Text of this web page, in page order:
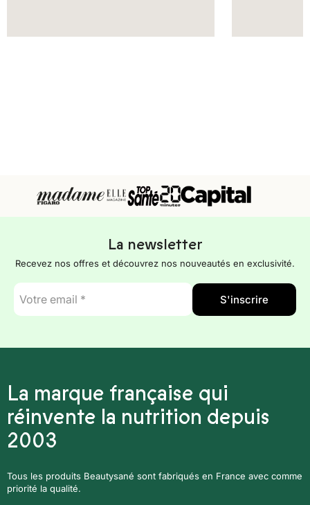
La newsletter
Recevez nos offres et découvrez nos nouveautés en exclusivité.
E-
mail
*
S'inscrire
La marque française qui
réinvente la nutrition depuis
2003
Tous les produits Beautysané sont fabriqués en France avec comme
priorité la qualité.